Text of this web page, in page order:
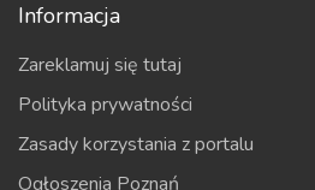
Informacja
Zareklamuj się tutaj
Polityka prywatności
Zasady korzystania z portalu
Ogłoszenia Poznań